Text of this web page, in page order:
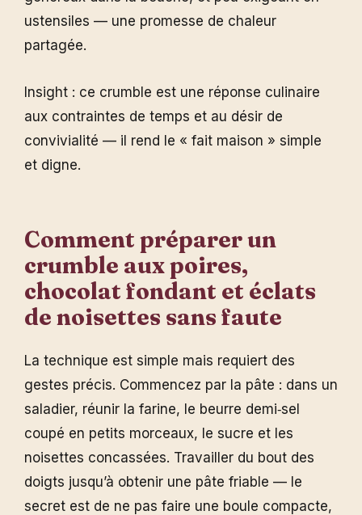
ustensiles — une promesse de chaleur
partagée.
Insight : ce crumble est une réponse culinaire
aux contraintes de temps et au désir de
convivialité — il rend le « fait maison » simple
et digne.
Comment préparer un
crumble aux poires,
chocolat fondant et éclats
de noisettes sans faute
La technique est simple mais requiert des
gestes précis. Commencez par la pâte : dans un
saladier, réunir la farine, le beurre demi‑sel
coupé en petits morceaux, le sucre et les
noisettes concassées. Travailler du bout des
doigts jusqu’à obtenir une pâte friable — le
secret est de ne pas faire une boule compacte,